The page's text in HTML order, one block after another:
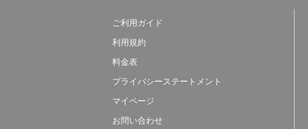
ご利用ガイド
利用規約
料金表
プライバシーステートメント
マイページ
お問い合わせ